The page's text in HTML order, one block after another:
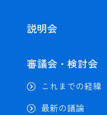
説明会
審議会・検討会
これまでの経緯
最新の議論